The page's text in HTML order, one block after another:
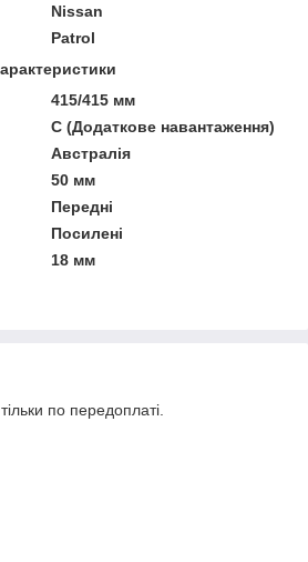
Nissan
Patrol
415/415 мм
C (Додаткове навантаження)
Австралія
50 мм
Передні
Посилені
18 мм
по передоплаті.